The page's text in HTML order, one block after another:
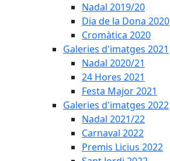
Nadal 2019/20
Dia de la Dona 2020
Cromàtica 2020
Galeries d'imatges 2021
Nadal 2020/21
24 Hores 2021
Festa Major 2021
Galeries d'imatges 2022
Nadal 2021/22
Carnaval 2022
Premis Licius 2022